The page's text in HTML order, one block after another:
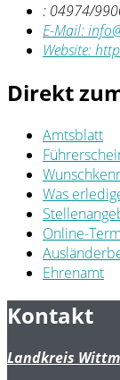
: 04974/
E-Mail:
Website:
Direkt
Amtsblatt
Was
Online-
Ehrenamt
Kontakt
Landkreis